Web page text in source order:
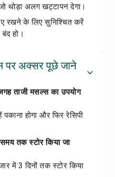
थोड़ा अलग खट्टापन देगा।
रखने के लिए सुनिश्चित करें
हो।
पर अक्सर पूछे जाने
ताजी मसल्स का उपयोग
होगा और फिर रेसिपी
तक स्टोर किया जा
में 3 दिनों तक स्टोर किया